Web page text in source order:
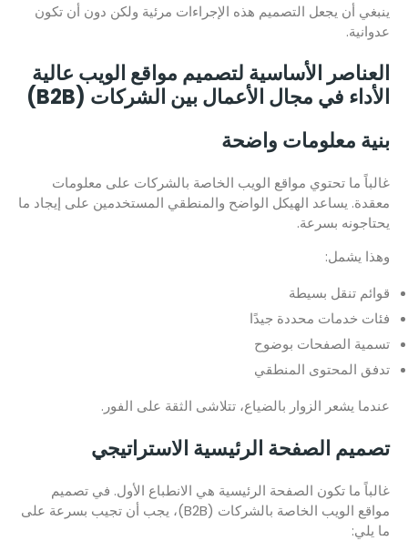
ينبغي أن يجعل التصميم هذه الإجراءات مرئية ولكن دون أن تكون
عدوانية.
العناصر الأساسية لتصميم مواقع الويب عالية
الأداء في مجال الأعمال بين الشركات (B2B)
بنية معلومات واضحة
غالباً ما تحتوي مواقع الويب الخاصة بالشركات على معلومات
معقدة. يساعد الهيكل الواضح والمنطقي المستخدمين على إيجاد ما
يحتاجونه بسرعة.
وهذا يشمل:
قوائم تنقل بسيطة
فئات خدمات محددة جيدًا
تسمية الصفحات بوضوح
تدفق المحتوى المنطقي
عندما يشعر الزوار بالضياع، تتلاشى الثقة على الفور.
تصميم الصفحة الرئيسية الاستراتيجي
غالباً ما تكون الصفحة الرئيسية هي الانطباع الأول. في تصميم
مواقع الويب الخاصة بالشركات (B2B)، يجب أن تجيب بسرعة على
ما يلي: